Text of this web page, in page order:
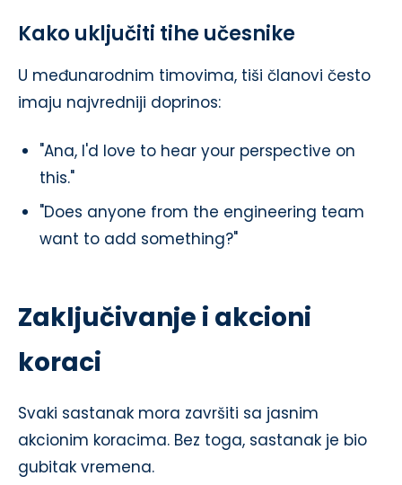
Kako uključiti tihe učesnike
U međunarodnim timovima, tiši članovi često
imaju najvredniji doprinos:
"Ana, I'd love to hear your perspective on
this."
"Does anyone from the engineering team
want to add something?"
Zaključivanje i akcioni
koraci
Svaki sastanak mora završiti sa jasnim
akcionim koracima. Bez toga, sastanak je bio
gubitak vremena.